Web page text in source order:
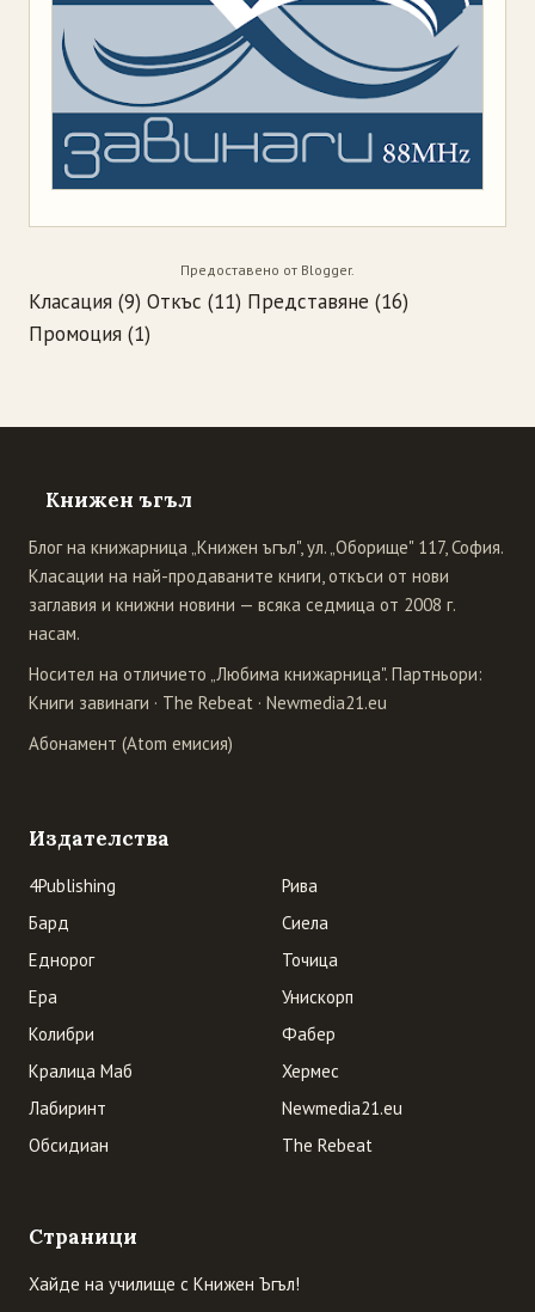
Предоставено от Blogger.
Класация (9) Откъс (11) Представяне (16)
Промоция (1)
Книжен ъгъл
Блог на книжарница „Книжен ъгъл", ул. „Оборище" 117, София.
Класации на най-продаваните книги, откъси от нови
заглавия и книжни новини — всяка седмица от 2008 г.
насам.
Носител на отличието „Любима книжарница". Партньори:
Книги завинаги · The Rebeat · Newmedia21.eu
Абонамент (Atom емисия)
Издателства
4Publishing
Бард
Еднорог
Ера
Колибри
Кралица Маб
Лабиринт
Обсидиан
Рива
Сиела
Точица
Унискорп
Фабер
Хермес
Newmedia21.eu
The Rebeat
Страници
Хайде на училище с Книжен Ъгъл!